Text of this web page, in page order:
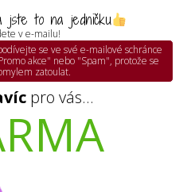
jste to na jedničku
v e-mailu!
se ve své e-mailové schránce
akce" nebo "Spam", protože se
zatoulat.
pro vás...